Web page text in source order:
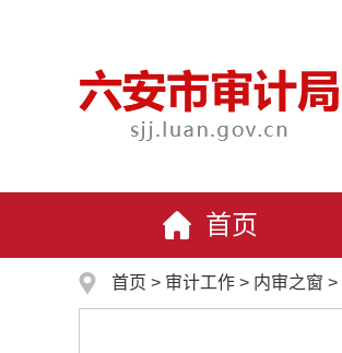
首页
首页 > 审计工作 > 内审之窗 >